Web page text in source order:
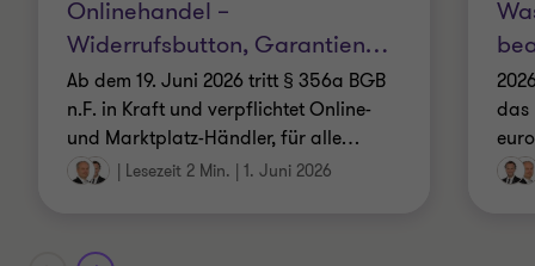
Onlinehandel –
Widerrufsbutton, Garantien…
Ab dem 19. Juni 2026 tritt § 356a BGB
n.F. in Kraft und verpflichtet Online-
und Marktplatz-Händler, für alle…
| Lesezeit 2 Min. | 1. Juni 2026
das